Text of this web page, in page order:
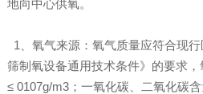
地向中心供氧。
1、氧气来源：氧气质量应符合现
筛制氧设备通用技术条件》的要求
≤ 0107g/m3；一氧化碳、二氧化碳